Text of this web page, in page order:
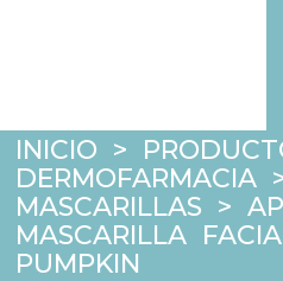
INICIO >
DERMOFARMACIA
MASCARILLAS >
MASCARILLA
PUMPKIN